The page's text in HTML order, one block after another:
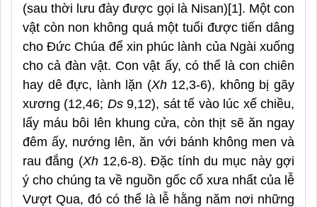
(sau thời lưu đày được gọi là Nisan)[1]. Một con
vật còn non không quá một tuổi được tiến dâng
cho Đức Chúa để xin phúc lành của Ngài xuống
cho cả đàn vật. Con vật ấy, có thể là con chiên
hay dê đực, lành lặn (Xh12,3-6), không bị gãy
xương (12,46; Ds9,12), sát tế vào lúc xế chiều,
lấy máu bôi lên khung cửa, còn thịt sẽ ăn ngay
đêm ấy, nướng lên, ăn với bánh không men và
rau đắng (Xh12,6-8). Đặc tính du mục này gợi
ý cho chúng ta về nguồn gốc cổ xưa nhất của lễ
Vượt Qua, đó có thể là lễ hằng năm nơi những